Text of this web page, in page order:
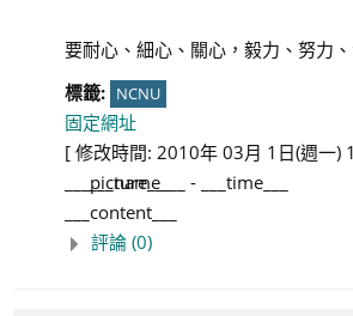
要耐心、細心、關心，毅力、努力、
標籤: NCNU
固定網址
[ 修改時間: 2010年 03月 1日(週一)
___picture___
___name___ -
___time___
___content___
評論 (0)